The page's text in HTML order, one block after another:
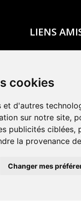
cookies
et d'autres
sur notre site,
publicités ciblées,
la provenance
Changer mes
LIENS